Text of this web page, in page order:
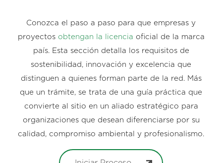
Conozca el paso a paso para que empresas y
proyectos obtengan la licencia oficial de la marca
país. Esta sección detalla los requisitos de
sostenibilidad, innovación y excelencia que
distinguen a quienes forman parte de la red. Más
que un trámite, se trata de una guía práctica que
convierte al sitio en un aliado estratégico para
organizaciones que desean diferenciarse por su
calidad, compromiso ambiental y profesionalismo.